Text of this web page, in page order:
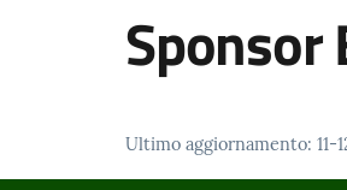
Sponsor
Ultimo aggiornamento: 11-